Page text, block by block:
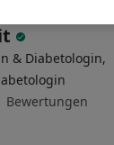
Bellou-
& Diabetologin,
Bewertungen